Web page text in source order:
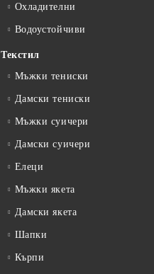
Охладителни
Водоустойчиви
Текстил
Мъжки тениски
Дамски тениски
Мъжки суичери
Дамски суичери
Елеци
Мъжки якета
Дамски якета
Шапки
Кърпи